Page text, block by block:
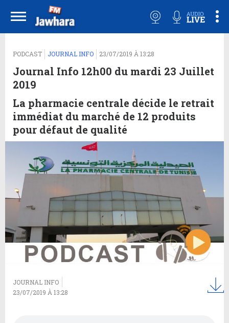
PODCAST JOURNAL INFO 23/07/2019 À 13:28
Journal Info 12h00 du mardi 23 Juillet
2019
La pharmacie centrale décide le retrait
immédiat du marché de 12 produits
pour défaut de qualité
JOURNAL INFO
23/07/2019 À 13:28